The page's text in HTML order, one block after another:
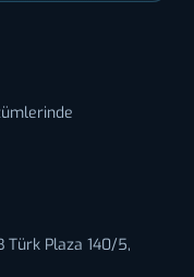
Türk Plaza 140/5,